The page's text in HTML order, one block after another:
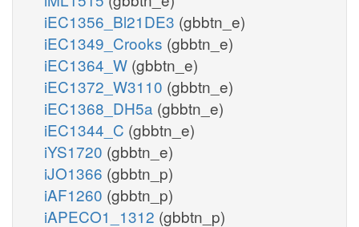
iEC1356_Bl21DE3 (gbbtn_e)
iEC1349_Crooks (gbbtn_e)
iEC1364_W (gbbtn_e)
iEC1372_W3110 (gbbtn_e)
iEC1368_DH5a (gbbtn_e)
iEC1344_C (gbbtn_e)
iYS1720 (gbbtn_e)
iJO1366 (gbbtn_p)
iAF1260 (gbbtn_p)
iAPECO1_1312 (gbbtn_p)